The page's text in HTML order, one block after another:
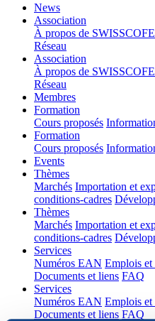
News(current)
Association
À propos de
Réseau
Association
À propos de
Réseau
Membres(current)
Formation
Cours proposés
Formation
Cours proposés
Events(current)
Thèmes(current)
Marchés Importation et
conditions-cadres
Thèmes(current)
Marchés Importation et
conditions-cadres
Services(current)
Numéros EAN Emplois et
Documents et liens FAQ
Services(current)
Numéros EAN Emplois et
Documents et liens FAQ